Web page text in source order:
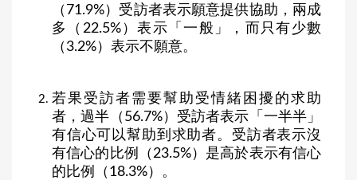
（71.9%）受訪者表示願意提供協助，兩成
多（22.5%）表示「一般」，而只有少數
（3.2%）表示不願意。
若果受訪者需要幫助受情緒困擾的求助
者，過半（56.7%）受訪者表示「一半半」
有信心可以幫助到求助者。受訪者表示沒
有信心的比例（23.5%）是高於表示有信心
的比例（18.3%）。